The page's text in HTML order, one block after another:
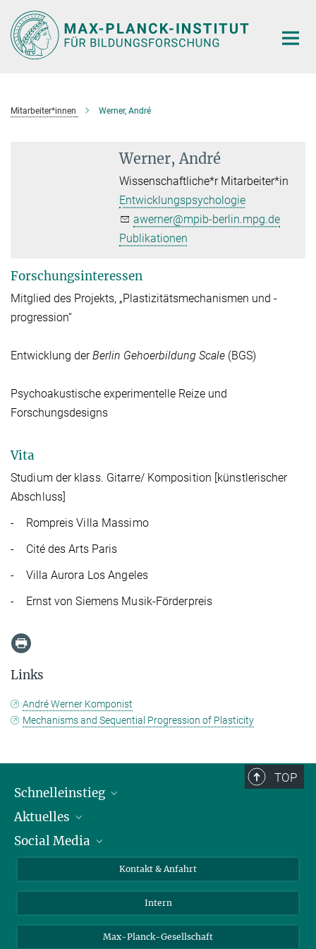
Hauptinhalt
Mitarbeiter*innen Werner, André
Werner, André
Wissenschaftliche*r Mitarbeiter*in
Entwicklungspsychologie
awerner@mpib-berlin.mpg.de
Publikationen
Forschungsinteressen
Mitglied des Projekts, „Plastizitätsmechanismen und -
progression“
Entwicklung derBerlin Gehoerbildung Scale (BGS)
Psychoakustische experimentelle Reize und
Forschungsdesigns
Vita
Studium der klass. Gitarre/ Komposition [künstlerischer
Abschluss]
- Rompreis Villa Massimo
- Cité des Arts Paris
- Villa Aurora Los Angeles
- Ernst von Siemens Musik-Förderpreis
Links
André Werner Komponist
Mechanisms and Sequential Progression of Plasticity
TOP
Schnelleinstieg
Personen
Pressebereich
Aktuelles
Stellenangebote
Social Media
LinkedIn
Kontakt & Anfahrt
Intern
Max-Planck-Gesellschaft